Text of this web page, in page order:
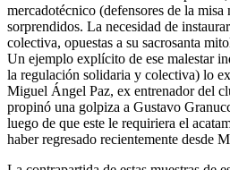
mercadotécnico (defensores de la
sorprendidos. La necesidad de
colectiva, opuestas a su sacrosanta
Un ejemplo explícito de ese malestar
la regulación solidaria y colectiva) lo
Miguel Ángel Paz, ex entrenador del
propinó una golpiza a Gustavo
luego de que este le requiriera el
haber regresado recientemente desde